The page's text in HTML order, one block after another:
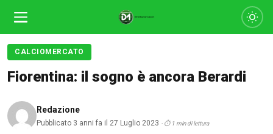
CALCIOMERCATO
Fiorentina: il sogno è ancora Berardi
Redazione
Pubblicato 3 anni fa il 27 Luglio 2023 · ⏱ 1 min di lettura